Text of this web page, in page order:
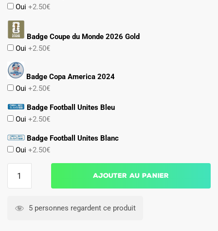
Oui +2.50€
Badge Coupe du Monde 2026 Gold
Oui +2.50€
Badge Copa America 2024
Oui +2.50€
Badge Football Unites Bleu
Oui +2.50€
Badge Football Unites Blanc
Oui +2.50€
Ajouter au panier
5 personnes regardent ce produit